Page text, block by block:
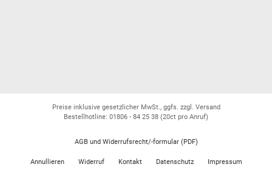
Preise inklusive gesetzlicher MwSt., ggfs. zzgl. Versand
Bestellhotline: 01806 - 84 25 38 (20ct pro Anruf)
AGB und Widerrufsrecht/-formular (PDF)
Annullieren Widerruf Kontakt Datenschutz Impressum